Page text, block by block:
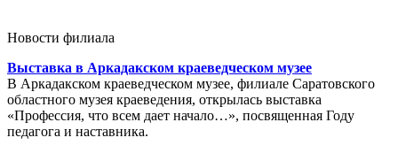
Новости филиала
Выставка в Аркадакском краеведческом музее
В Аркадакском краеведческом музее, филиале Саратовского
областного музея краеведения, открылась выставка
«Профессия, что всем дает начало…», посвященная Году
педагога и наставника.